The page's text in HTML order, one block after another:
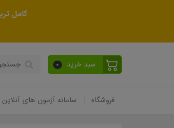
کامل
سبد خرید 0
فروشگاه سامانه آزمون های آنلاین